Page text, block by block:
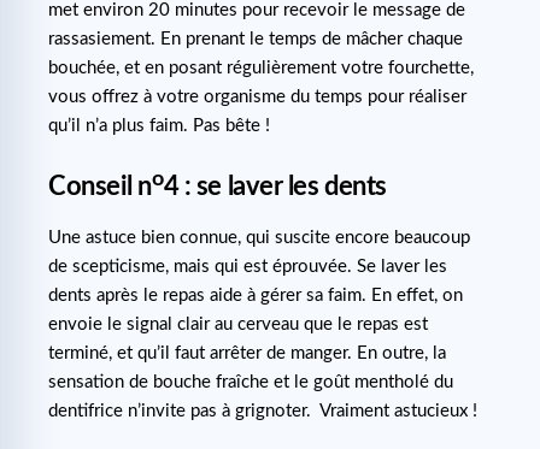
met environ 20 minutes pour recevoir le message de
rassasiement. En prenant le temps de mâcher chaque
bouchée, et en posant régulièrement votre fourchette,
vous offrez à votre organisme du temps pour réaliser
qu’il n’a plus faim. Pas bête !
Conseil no4 : se laver les dents
Une astuce bien connue, qui suscite encore beaucoup
de scepticisme, mais qui est éprouvée. Se laver les
dents après le repas aide à gérer sa faim. En effet, on
envoie le signal clair au cerveau que le repas est
terminé, et qu’il faut arrêter de manger. En outre, la
sensation de bouche fraîche et le goût mentholé du
dentifrice n’invite pas à grignoter. Vraiment astucieux !